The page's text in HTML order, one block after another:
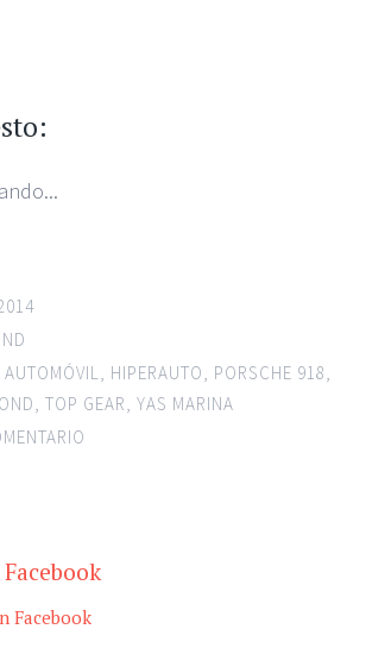
AUTOMÓVIL HIPERAUTO PORSCHE 918
TOP GEAR YAS MARINA
Facebook